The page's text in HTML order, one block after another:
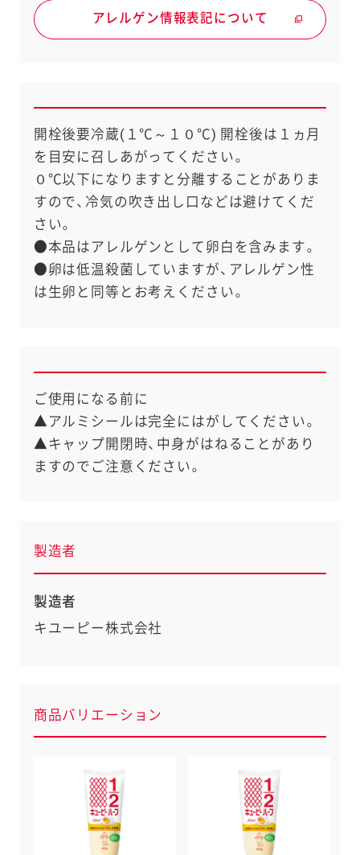
アレルゲン情報表記について
開栓後要冷蔵(１℃～１０℃) 開栓後は１ヵ月
を目安に召しあがってください。
０℃以下になりますと分離することがありま
すので、冷気の吹き出し口などは避けてくだ
さい。
●本品はアレルゲンとして卵白を含みます。
●卵は低温殺菌していますが、アレルゲン性
は生卵と同等とお考えください。
ご使用になる前に
▲アルミシールは完全にはがしてください。
▲キャップ開閉時、中身がはねることがあり
ますのでご注意ください。
製造者
製造者
キユーピー株式会社
商品バリエーション